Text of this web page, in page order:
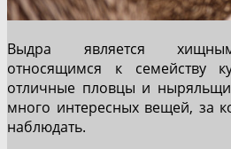
Выдра является
относящимся к семейству
отличные пловцы и
много интересных вещей, за
наблюдать.